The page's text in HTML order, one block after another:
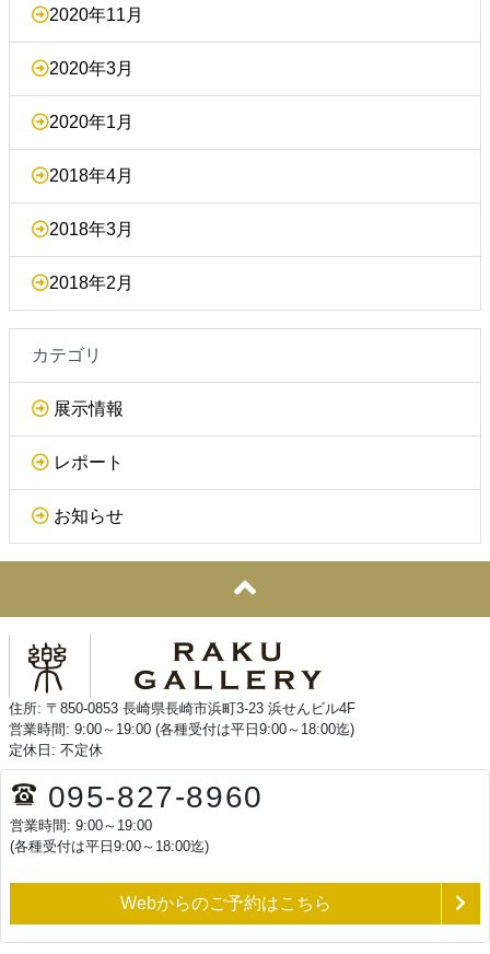
2020年11月
2020年3月
2020年1月
2018年4月
2018年3月
2018年2月
カテゴリ
展示情報
レポート
お知らせ
住所: 〒850-0853 長崎県長崎市浜町3-23 浜せんビル4F
営業時間: 9:00～19:00 (各種受付は平日9:00～18:00迄)
定休日: 不定休
095-827-8960
営業時間: 9:00～19:00
(各種受付は平日9:00～18:00迄)
Webからのご予約はこちら